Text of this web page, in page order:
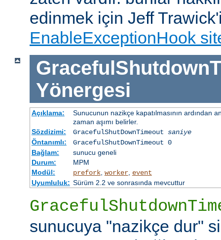
edinmek için Jeff
EnableExceptionHook
Yönergesi
Açıklama:
Sunucunun nazikçe kapatılmasının ardından
zaman aşımı belirler.
Sözdizimi:
GracefulShutDownTimeout saniye
Öntanımlı:
GracefulShutDownTimeout 0
Bağlam:
sunucu geneli
Durum:
MPM
Modül:
prefork, worker, event
Uyumluluk: Sürüm 2.2 ve sonrasında mevcuttur
sunucuya "nazikçe dur"